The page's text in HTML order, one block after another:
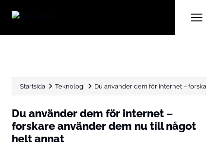
Startsida Teknologi Du använder dem för internet – forskare
Du använder dem för internet –
forskare använder dem nu till något
helt annat